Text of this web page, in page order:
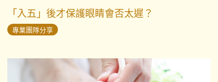
「入五」後才保護眼睛會否太遲？
專業團隊分享